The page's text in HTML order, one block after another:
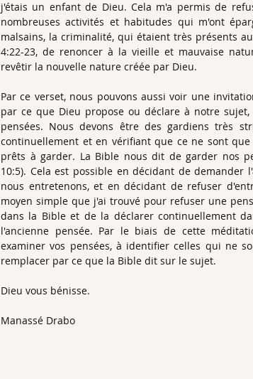
j'étais un enfant de Dieu. Cela m'a permis de
nombreuses activités et habitudes qui m'ont
malsains, la criminalité, qui étaient très présents
4:22-23, de renoncer à la vieille et mauvaise
revêtir la nouvelle nature créée par Dieu.
Par ce verset, nous pouvons aussi voir une
par ce que Dieu propose ou déclare à notre
pensées. Nous devons être des gardiens très
continuellement et en vérifiant que ce ne sont
prêts à garder. La Bible nous dit de garder nos
10:5). Cela est possible en décidant de demander
nous entretenons, et en décidant de refuser
moyen simple que j'ai trouvé pour refuser une
dans la Bible et de la déclarer continuellement
l'ancienne pensée. Par le biais de cette
examiner vos pensées, à identifier celles qui ne
remplacer par ce que la Bible dit sur le sujet.
Dieu vous bénisse.
Manassé Drabo